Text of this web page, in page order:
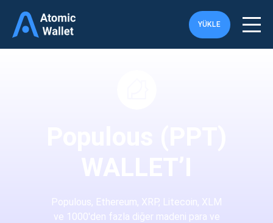
YÜKLE
Populous, Ethereum, XRP, Litecoin, XLM
ve 1000'den fazla diğer madeni para ve